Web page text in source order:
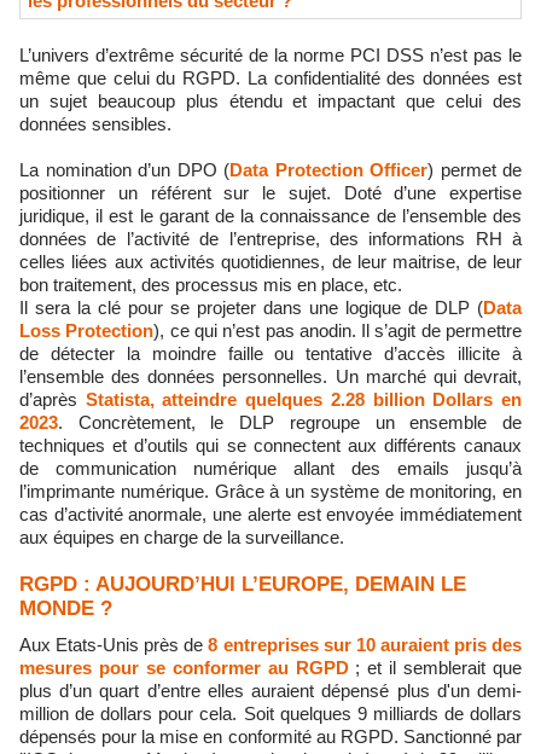
L’univers d’extrême sécurité de la norme PCI DSS n’est pas le
même que celui du RGPD. La confidentialité des données est
un sujet beaucoup plus étendu et impactant que celui des
données sensibles.
La nomination d’un DPO (Data Protection Officer) permet de
positionner un référent sur le sujet. Doté d’une expertise
juridique, il est le garant de la connaissance de l’ensemble des
données de l’activité de l’entreprise, des informations RH à
celles liées aux activités quotidiennes, de leur maitrise, de leur
bon traitement, des processus mis en place, etc.
Il sera la clé pour se projeter dans une logique de DLP (Data
Loss Protection), ce qui n’est pas anodin. Il s’agit de permettre
de détecter la moindre faille ou tentative d’accès illicite à
l’ensemble des données personnelles. Un marché qui devrait,
d’après Statista, atteindre quelques 2.28 billion Dollars en
2023. Concrètement, le DLP regroupe un ensemble de
techniques et d’outils qui se connectent aux différents canaux
de communication numérique allant des emails jusqu’à
l’imprimante numérique. Grâce à un système de monitoring, en
cas d’activité anormale, une alerte est envoyée immédiatement
aux équipes en charge de la surveillance.
RGPD : AUJOURD’HUI L’EUROPE, DEMAIN LE
MONDE ?
Aux Etats-Unis près de8 entreprises sur 10 auraient pris des
mesures pour se conformer au RGPD; et il semblerait que
plus d’un quart d’entre elles auraient dépensé plus d'un demi-
million de dollars pour cela. Soit quelques 9 milliards de dollars
dépensés pour la mise en conformité au RGPD. Sanctionné par